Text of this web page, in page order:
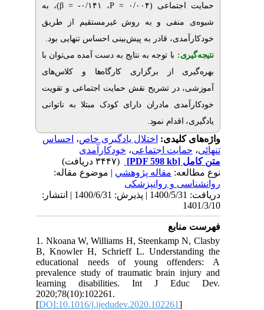
، ۰/۱۴۱- = β )، به
و به روش غیرمستقیم از طریق
قادر به پیش‌بینی احساس تنهایی بود.
با توجه به نتایج به دست آمده می‌توان با
از برگزاری کارگاه‌ها و کلاس‌های
در تشریح نقش حمایت اجتماعی و تقویت
مادران دارای کودک مبتلا به ناتوانی
اختلال یادگیری خاص،احساس
اجتماعی، خودکارآمدی
(۳۴۴۷ دریافت)
مقاله پژوهشي| موضوع مقاله:
و روانپزشکی
دریافت: 1400/5/31 | پذیرش: 1400/6/31 | انتشار:
1. Nkoana W, Williams H, Steenkamp
B, Knowler H, Schrieff L.
educational needs of young
prevalence study of traumatic brain
learning disabilities. Int J
2020;78(10):102261.
[DOI:10.1016/j.ijedudev.2020.102261